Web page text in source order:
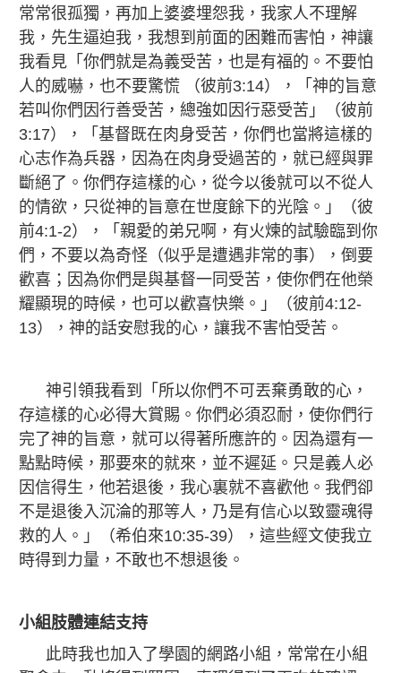
常常很孤獨，再加上婆婆埋怨我，我家人不理解
我，先生逼迫我，我想到前面的困難而害怕，神讓
我看見「你們就是為義受苦，也是有福的。不要怕
人的威嚇，也不要驚慌 （彼前3:14），「神的旨意
若叫你們因行善受苦，總強如因行惡受苦」（彼前
3:17），「基督既在肉身受苦，你們也當將這樣的
心志作為兵器，因為在肉身受過苦的，就已經與罪
斷絕了。你們存這樣的心，從今以後就可以不從人
的情欲，只從神的旨意在世度餘下的光陰。」（彼
前4:1-2），「親愛的弟兄啊，有火煉的試驗臨到你
們，不要以為奇怪（似乎是遭遇非常的事），倒要
歡喜；因為你們是與基督一同受苦，使你們在他榮
耀顯現的時候，也可以歡喜快樂。」（彼前4:12-
13），神的話安慰我的心，讓我不害怕受苦。
神引領我看到「所以你們不可丟棄勇敢的心，
存這樣的心必得大賞賜。你們必須忍耐，使你們行
完了神的旨意，就可以得著所應許的。因為還有一
點點時候，那要來的就來，並不遲延。只是義人必
因信得生，他若退後，我心裏就不喜歡他。我們卻
不是退後入沉淪的那等人，乃是有信心以致靈魂得
救的人。」（希伯來10:35-39），這些經文使我立
時得到力量，不敢也不想退後。
小組肢體連結支持
此時我也加入了學園的網路小組，常常在小組